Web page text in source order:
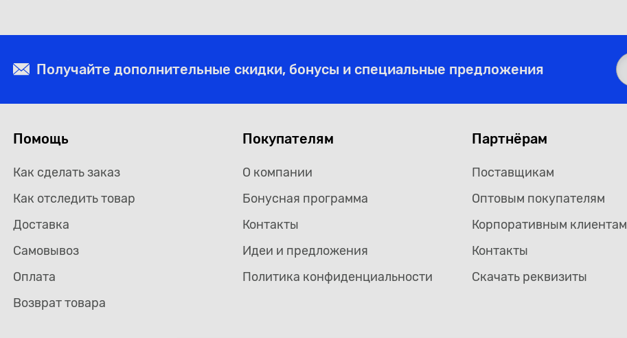
Получайте дополнительные скидки, бонусы и специальные предложения
Помощь
Как сделать заказ
Как отследить товар
Доставка
Самовывоз
Оплата
Возврат товара
Покупателям
О компании
Бонусная программа
Контакты
Идеи и предложения
Политика конфиденциальности
Партнёрам
Поставщикам
Оптовым покупателям
Корпоративным клиентам
Контакты
Скачать реквизиты